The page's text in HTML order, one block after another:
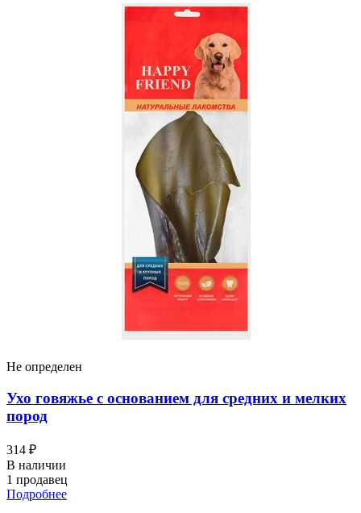
Не определен
Ухо говяжье с основанием для средних и мелких
пород
314 ₽
В наличии
1 продавец
Подробнее